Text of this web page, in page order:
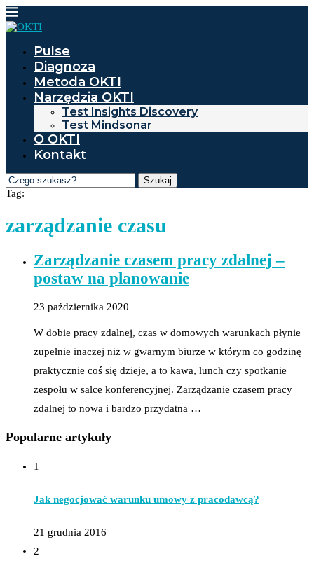
Pulse
Diagnoza
Metoda OKTI
Narzędzia OKTI
Test Insights Discovery
Test Mindsonar
O OKTI
Kontakt
Szukaj
Tag:
zarządzanie czasu
Zarządzanie czasem pracy zdalnej –
postaw na planowanie
23 października 2020
W dobie pracy zdalnej, czas w domowych warunkach płynie
zupełnie inaczej niż w gwarnym biurze w którym co godzinę
praktycznie coś się dzieje, a to kawa, lunch czy spotkanie
zespołu w salce konferencyjnej. Zarządzanie czasem pracy
zdalnej to nowa i bardzo przydatna …
Popularne artykuły
1
Jak negocjować warunku umowy z pracodawcą?
21 grudnia 2016
2